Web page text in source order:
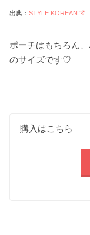
出典：STYLE KOREAN
ポーチはもちろん
のサイズです♡
購入はこちら